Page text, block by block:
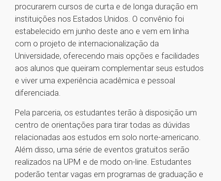
procurarem cursos de curta e de longa duração em
instituições nos Estados Unidos. O convênio foi
estabelecido em junho deste ano e vem em linha
com o projeto de internacionalização da
Universidade, oferecendo mais opções e facilidades
aos alunos que queiram complementar seus estudos
e viver uma experiência acadêmica e pessoal
diferenciada.
Pela parceria, os estudantes terão à disposição um
centro de orientações para tirar todas as dúvidas
relacionadas aos estudos em solo norte-americano.
Além disso, uma série de eventos gratuitos serão
realizados na UPM e de modo on-line. Estudantes
poderão tentar vagas em programas de graduação e